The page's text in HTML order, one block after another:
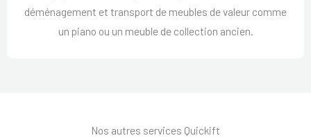
déménagement et transport de meubles de valeur comme
un piano ou un meuble de collection ancien.
Nos autres services Quickift